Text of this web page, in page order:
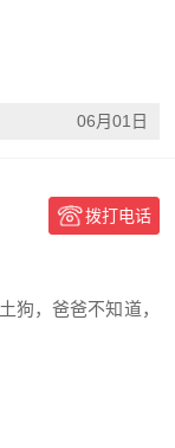
06月01日
拨打电话
狗，爸爸不知道，